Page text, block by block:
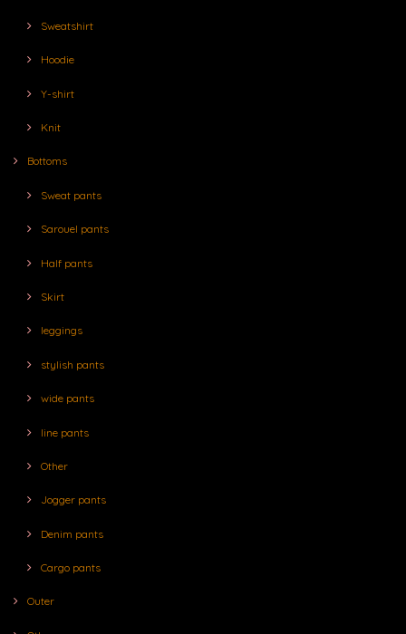
Sweatshirt
Hoodie
Y-shirt
Knit
Bottoms
Sweat pants
Sarouel pants
Half pants
Skirt
leggings
stylish pants
wide pants
line pants
Other
Jogger pants
Denim pants
Cargo pants
Outer